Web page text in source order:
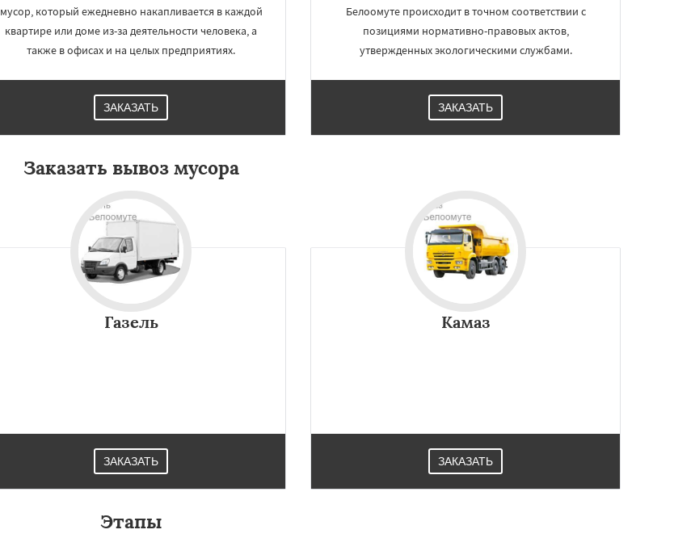
×
мусор, который ежедневно накапливается в каждой
квартире или доме из-за деятельности человека, а
также в офисах и на целых предприятиях.
ЗАКАЗАТЬ
Белоомуте происходит в точном соответствии с
позициями нормативно-правовых актов,
утвержденных экологическими службами.
ЗАКАЗАТЬ
Заказать вывоз мусора
Газель
ЗАКАЗАТЬ
Камаз
ЗАКАЗАТЬ
Этапы
×